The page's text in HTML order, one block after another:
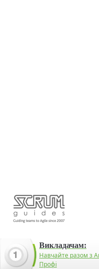
Викладачам:
Навчайте разом з
Профі